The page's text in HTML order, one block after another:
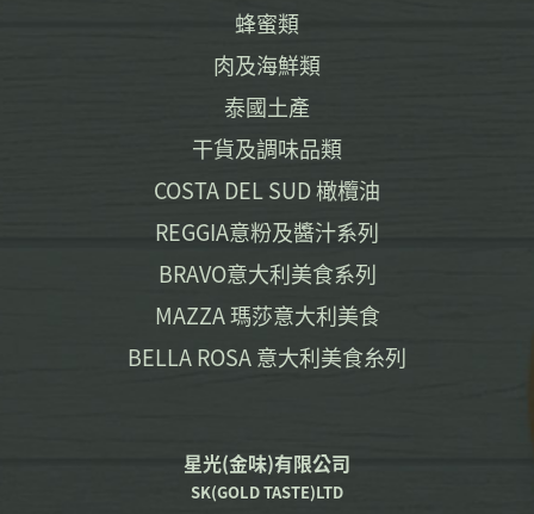
蜂蜜類
肉及海鮮類
泰國土產
干貨及調味品類
COSTA DEL SUD 橄欖油
REGGIA意粉及醬汁系列
BRAVO意大利美食系列
MAZZA 瑪莎意大利美食
BELLA ROSA 意大利美食糸列
星光(金味)有限公司
SK(GOLD TASTE)LTD